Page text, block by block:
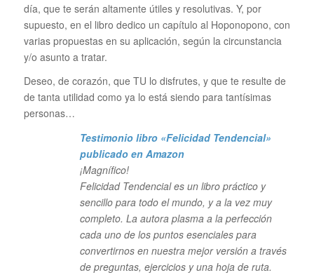
día, que te serán altamente útiles y resolutivas. Y, por
supuesto, en el libro dedico un capítulo al Hoponopono, con
varias propuestas en su aplicación, según la circunstancia
y/o asunto a tratar.
Deseo, de corazón, que TU lo disfrutes, y que te resulte de
de tanta utilidad como ya lo está siendo para tantísimas
personas…
Testimonio libro «Felicidad Tendencial»
publicado en Amazon
¡Magnífico!
Felicidad Tendencial es un libro práctico y
sencillo para todo el mundo, y a la vez muy
completo. La autora plasma a la perfección
cada uno de los puntos esenciales para
convertirnos en nuestra mejor versión a través
de preguntas, ejercicios y una hoja de ruta.